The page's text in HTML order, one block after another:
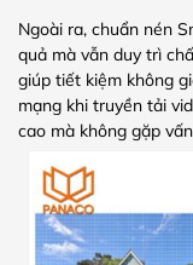
Ngoài ra, chuẩn nén
quả mà vẫn duy trì
giúp tiết kiệm không
mạng khi truyền tải
cao mà không gặp